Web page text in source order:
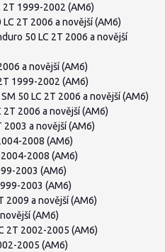
2T 1999-2002 (AM6)
LC 2T 2006 a novější (AM6)
50 LC 2T 2006 a novější
a novější (AM6)
1999-2002 (AM6)
50 LC 2T 2006 a novější (AM6)
2T 2006 a novější (AM6)
2003 a novější (AM6)
2008 (AM6)
2004-2008 (AM6)
2003 (AM6)
2003 (AM6)
2009 a novější (AM6)
(AM6)
2T 2002-2005 (AM6)
2005 (AM6)